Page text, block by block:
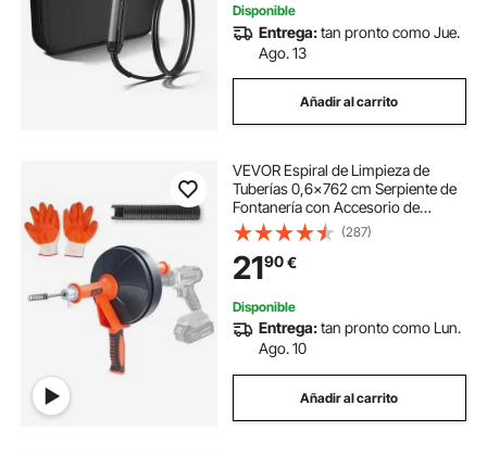
Disponible
Entrega:tan pronto como Jue.
Ago. 13
Añadir al carrito
VEVOR Espiral de Limpieza de
Tuberías 0,6x762 cm Serpiente de
Fontanería con Accesorio de
Perforación Desatascador de
Desagües con Manguera Protectora
y Guantes para Desatascar
Inodoros, Cocina, Baño
(287)
2190€
Disponible
Entrega:tan pronto como Lun.
Ago. 10
Añadir al carrito